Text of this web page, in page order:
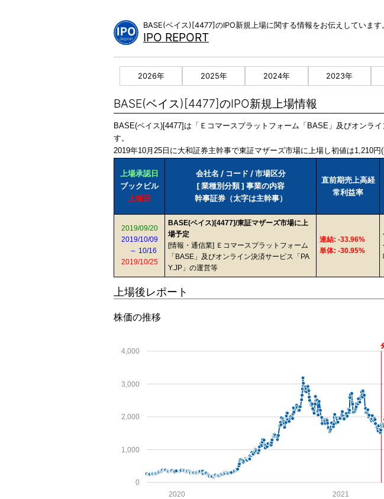
BASE(ベイス)[4477]のIPO新規上場に関する情報をお伝えしています
IPO REPORT
2026年 2025年 2024年 2023年
BASE(ベイス)[4477]のIPO新規上場情報
BASE(ベイス)[4477]は「Ｅコマースプラットフォーム「BASE」及びオンラ
す。
2019年10月25日に大和証券主幹事で東証マザーズ市場に上場し初値は1,210円
上場承認日
ブックビル
上場日
会社名 / コード / 市場区分
[ 業種別分類 ] 事業の内容
幹事証券（太字は主幹事）
直前期売上高経
常利益率
2019/09/20
2019/10/09
～ 10/16
2019/10/25
BASE(ベイス)[4477]/東証マザーズ市場に上
場予定
[情報・通信業] Ｅコマースプラットフォーム
「BASE」及びオンライン決済サービス「PA
Y.JP」の運営等
連結: -33.96%
単体: -30.95%
上場後レポート
株価の推移
0
1,000
2,000
3,000
4,000
2021
2020